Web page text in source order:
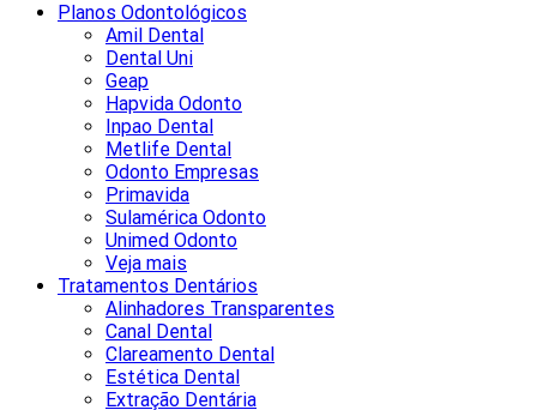
Planos Odontológicos
Amil Dental
Dental Uni
Geap
Hapvida Odonto
Inpao Dental
Metlife Dental
Odonto Empresas
Primavida
Sulamérica Odonto
Unimed Odonto
Veja mais
Tratamentos Dentários
Alinhadores Transparentes
Canal Dental
Clareamento Dental
Estética Dental
Extração Dentária